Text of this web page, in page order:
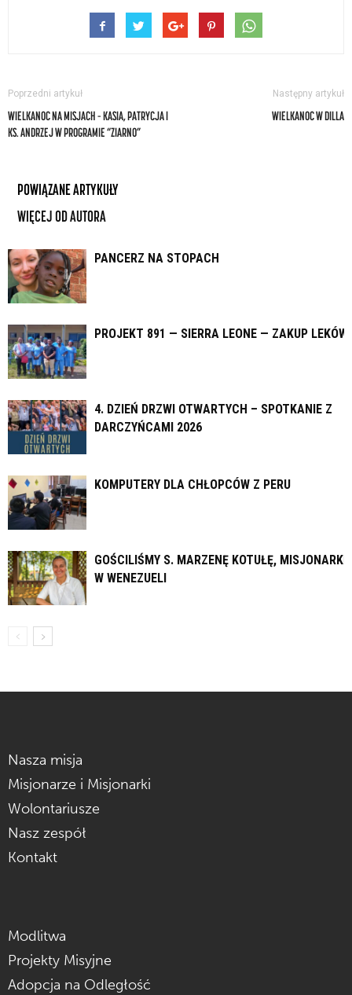
Poprzedni artykuł
WIELKANOC NA MISJACH – KASIA, PATRYCJA I
KS. ANDRZEJ W PROGRAMIE “ZIARNO”
Następny artykuł
WIELKANOC W DILLA
POWIĄZANE ARTYKUŁY
WIĘCEJ OD AUTORA
PANCERZ NA STOPACH
PROJEKT 891 — SIERRA LEONE — ZAKUP LEKÓW
4. DZIEŃ DRZWI OTWARTYCH – SPOTKANIE Z
DARCZYŃCAMI 2026
KOMPUTERY DLA CHŁOPCÓW Z PERU
GOŚCILIŚMY S. MARZENĘ KOTUŁĘ, MISJONARKĘ
W WENEZUELI
Nasza misja
Misjonarze i Misjonarki
Wolontariusze
Nasz zespół
Kontakt
Modlitwa
Projekty Misyjne
Adopcja na Odległość